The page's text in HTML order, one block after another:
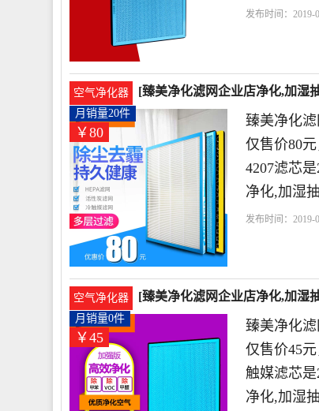
发布时间：2019-
空气净化器
[臻美净化滤网企业店净化,加湿
80元
￥80
月销量20件
臻美净化
仅售价80
4207滤芯
净化,加湿
发布时间：2019-
空气净化器
[臻美净化滤网企业店净化,加湿
45元
￥45
月销量0件
臻美净化
仅售价45
触媒滤芯
净化,加湿